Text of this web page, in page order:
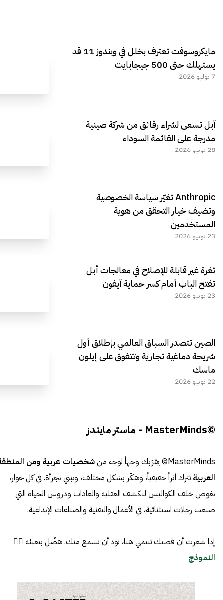
مايكروسوفت تعترف بخلل في ويندوز 11 قد
يستهلك حتى 500 جيجابايت
7 يوليو 2026
آبل تسعى لشراء رقائق من شركة صينية
مدرجة على القائمة السوداء
28 يونيو 2026
Anthropic تغيّر سياسة الخصوصية
وتضيف خيار التحقق من هوية
المستخدمين
23 يونيو 2026
ثغرة غير قابلة للإصلاح في معالجات أبل
تفتح الباب أمام كسر حماية آيفون
23 يونيو 2026
الصين تتصدر السباق العالمي بإطلاق أول
شريحة دماغية تجارية وتتفوق على إيلون
ماسك
22 يونيو 2026
©MasterMinds - ماستر مايندز
MasterMinds© يقرّبك وجهاً لوجه من
شخصيات عربية ومن
العربية تترك أثراً حقيقياً، وتفكّر بشكل مختلف، وتبني بجرأة. في كل حوار،
نغوص خلف الكواليس لنكشف العقلية والعادات ودروس الحياة التي
صنعت رحلات استثنائية، في الأعمال والتقنية والصناعات الإبداعية.
إذا شعرت أن قصتك تنتمي هنا، نود أن نسمع منك. تفضّل بتعبئة 👈🏼
النموذج